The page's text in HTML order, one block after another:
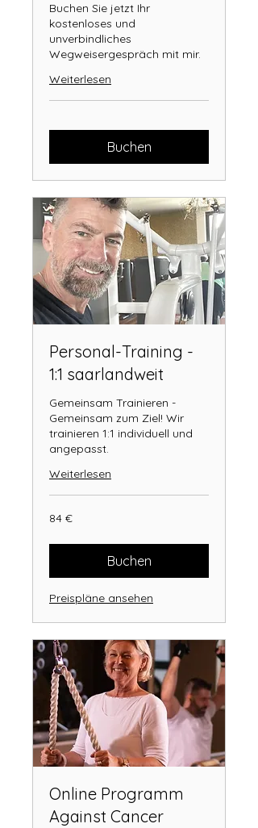
Buchen Sie jetzt Ihr
kostenloses und
unverbindliches
Wegweisergespräch mit mir.
Weiterlesen
Buchen
Personal-Training -
1:1 saarlandweit
Gemeinsam Trainieren -
Gemeinsam zum Ziel! Wir
trainieren 1:1 individuell und
angepasst.
Weiterlesen
Euro
84 €
Buchen
Preispläne ansehen
Online Programm
Against Cancer